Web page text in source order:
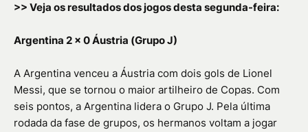
>> Veja os resultados dos jogos desta segunda-feira:
Argentina 2 x 0 Áustria (Grupo J)
A Argentina venceu a Áustria com dois gols de Lionel
Messi, que se tornou o maior artilheiro de Copas. Com
seis pontos, a Argentina lidera o Grupo J. Pela última
rodada da fase de grupos, os hermanos voltam a jogar